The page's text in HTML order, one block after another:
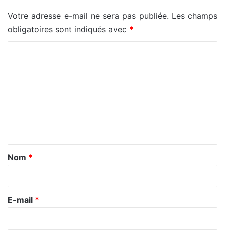
Votre adresse e-mail ne sera pas publiée. Les champs
obligatoires sont indiqués avec *
a
r
e
Nom *
E-mail *